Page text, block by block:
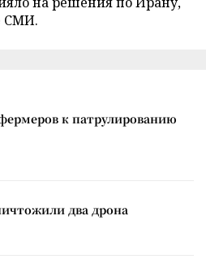
СМИ.
к патрулированию
два дрона